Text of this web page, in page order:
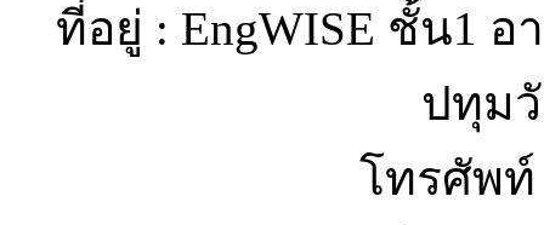
ที่อยู่ : EngWISE ชั้น1
ปทุม
โทรศัพท์